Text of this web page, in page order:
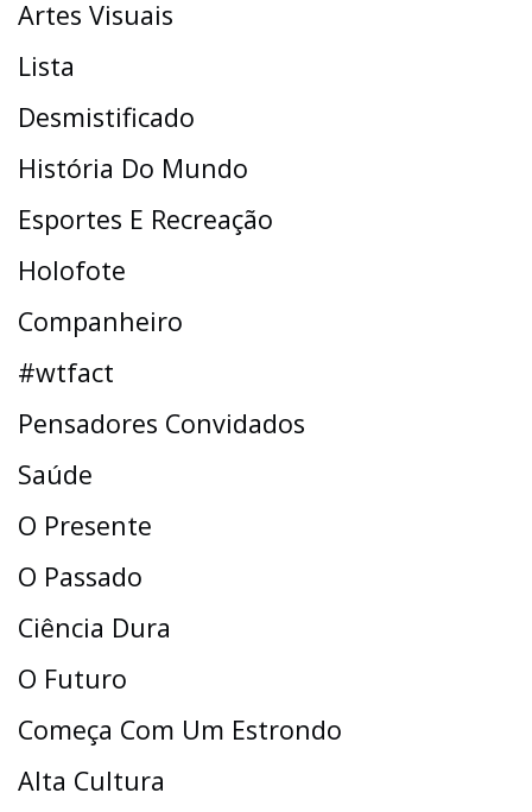
Artes Visuais
Lista
Desmistificado
História Do Mundo
Esportes E Recreação
Holofote
Companheiro
#wtfact
Pensadores Convidados
Saúde
O Presente
O Passado
Ciência Dura
O Futuro
Começa Com Um Estrondo
Alta Cultura